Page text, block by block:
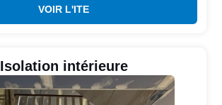
VOIR L'ITE
Isolation intérieure